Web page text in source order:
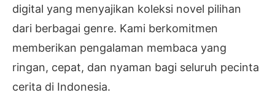
digital yang menyajikan koleksi novel pilihan
dari berbagai genre. Kami berkomitmen
memberikan pengalaman membaca yang
ringan, cepat, dan nyaman bagi seluruh pecinta
cerita di Indonesia.